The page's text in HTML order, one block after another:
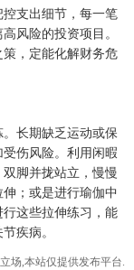
支出细节，每一笔
风险的投资项目。
，定能化解财务危
长期缺乏运动或保
伤风险。利用闲暇
脚并拢站立，慢慢
；或是进行瑜伽中
这些拉伸练习，能
疾病。
场,本站仅提供发布平台.